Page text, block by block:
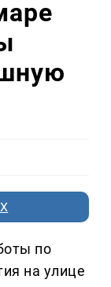
по
на улице